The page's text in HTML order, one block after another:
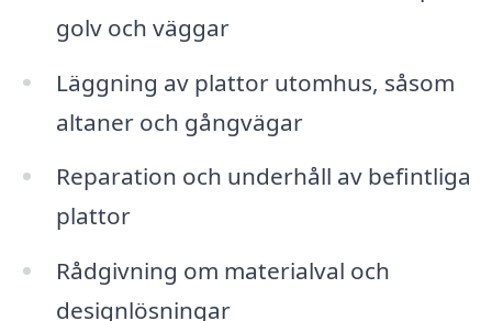
golv och väggar
Läggning av plattor utomhus, såsom
altaner och gångvägar
Reparation och underhåll av befintliga
plattor
Rådgivning om materialval och
designlösningar